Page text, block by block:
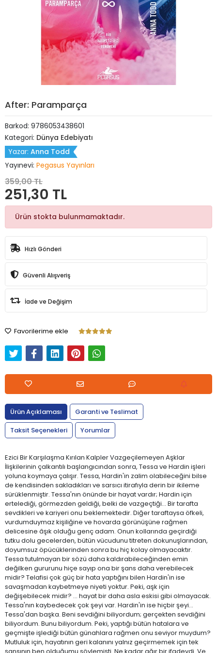
After: Paramparça
Barkod: 9786053438601
Kategori: Dünya Edebiyatı
Yazar: Anna Todd
Yayınevi: Pegasus Yayınları
359,00 TL
251,30 TL
Ürün stokta bulunmamaktadır.
Hızlı Gönderi
Güvenli Alışveriş
İade ve Değişim
Favorilerime ekle
Ürün Açıklaması
Garanti ve Teslimat
Taksit Seçenekleri
Yorumlar
Ezici Bir Karşılaşma Kırılan Kalpler Vazgeçilemeyen Aşklar
İlişkilerinin çalkantılı başlangıcından sonra, Tessa ve Hardin işleri
yoluna koymaya çalışır. Tessa, Hardin'in zalim olabileceğini bilse
de kendisinden sakladıkları ve sarsıcı itirafıyla derin bir ikileme
sürüklenmiştir. Tessa'nın önünde bir hayat vardır; Hardin için
ertelediği, görmezden geldiği, belki de vazgeçtiği… Bir tarafta
sevdikleri ve kariyeri onu beklemektedir. Diğer taraftaysa öfkeli,
vurdumduymaz kişiliğine ve hovarda görünüşüne rağmen
delicesine âşık olduğu genç adam. Onun kollarında geçirdiği
tutku dolu gecelerden, bütün vücudunu titreten dokunuşlarından,
doyumsuz öpücüklerinden sonra bu hiç kolay olmayacaktır.
Tessa tutulmayan bir sözü daha kaldırabileceğinden emin
değilken gururunu hiçe sayıp ona bir şans daha verebilecek
midir? Telafisi çok güç bir hata yaptığını bilen Hardin'in ise
savaşmadan kaybetmeye niyeti yoktur. Peki, aşk için
değişebilecek midir? … hayat bir daha asla eskisi gibi olmayacak.
Tessa'nın kaybedecek çok şeyi var. Hardin'in ise hiçbir şeyi…
Tessa'dan başka. Beni sevdiğini biliyordum; gerçekten sevdiğini
biliyordum. Bunu biliyordum. Peki, yaptığı bütün hatalara ve
geçmişte işlediği bütün günahlara rağmen onu seviyor muydum?
Mutluluk için, hayatının geri kalanını yalnız geçirmemek için tek